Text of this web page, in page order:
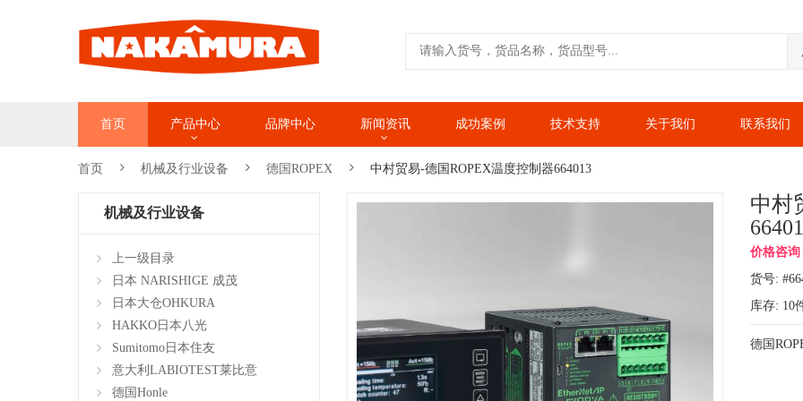
首页 产品中心 品牌中心 新闻资讯 成功案例 技术支持 关于我们 联系我们
首页 机械及行业设备 德国ROPEX 中村贸易-德国ROPEX温度控制器664013
机械及行业设备
上一级目录
日本 NARISHIGE 成茂
日本大仓OHKURA
HAKKO日本八光
Sumitomo日本住友
意大利LABIOTEST莱比意
德国Honle
中村
价格咨询
货号:
库存: 10
德国